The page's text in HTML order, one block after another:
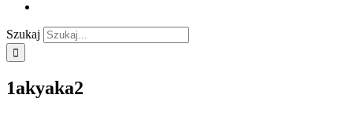
Szukaj
1akyaka2